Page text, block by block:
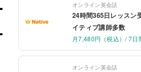
オンライン英会話
24時間365日レッスン
イティブ講師多数
月7,480円（税込）/ 7日
オンライン英会話